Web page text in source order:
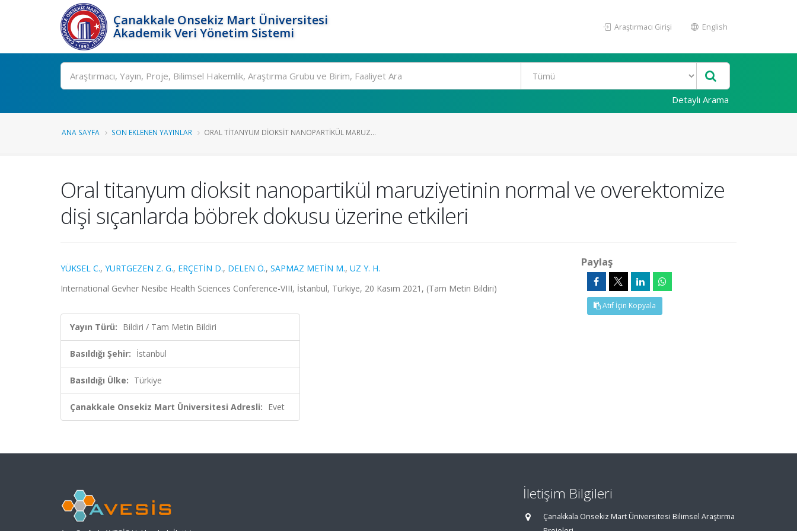
Çanakkale Onsekiz Mart Üniversitesi
Akademik Veri Yönetim Sistemi
Araştırmacı Girişi English
Ara
Detaylı Arama
ANA SAYFA SON EKLENEN YAYINLAR ORAL TITANYUM DIOKSIT NANOPARTIKÜL MARUZ...
Oral titanyum dioksit nanopartikül maruziyetinin normal ve overektomize
dişi sıçanlarda böbrek dokusu üzerine etkileri
YÜKSEL C., YURTGEZEN Z. G., ERÇETİN D., DELEN Ö., SAPMAZ METİN M., UZ Y. H.
International Gevher Nesibe Health Sciences Conference-VIII, İstanbul, Türkiye, 20 Kasım 2021, (Tam Metin Bildiri)
Yayın Türü: Bildiri / Tam Metin Bildiri
Basıldığı Şehir: İstanbul
Basıldığı Ülke: Türkiye
Çanakkale Onsekiz Mart Üniversitesi Adresli: Evet
Paylaş
Atıf İçin Kopyala
İletişim Bilgileri
Çanakkala Onsekiz Mart Üniversitesi Bilimsel Araştırma